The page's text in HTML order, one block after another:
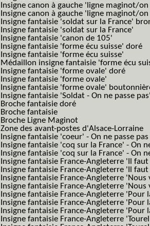
Insigne canon à gauche 'ligne maginot/
Insigne canon à gauche 'ligne maginot/
Insigne fantaisie 'soldat sur la France'
Insigne fantaisie 'soldat sur la France'
Insigne fantaisie 'canon de 105'
Insigne fantaisie 'forme écu suisse' doré
Insigne fantaisie 'forme écu suisse'
Médaillon insigne fantaisie 'forme écu
Insigne fantaisie 'forme ovale' doré
Insigne fantaisie 'forme ovale'
Insigne fantaisie 'forme ovale'
Insigne fantaisie 'Soldat - On ne passe
Broche fantaisie doré
Broche fantaisie
Broche Ligne Maginot
Zone des avant-postes d'Alsace-Lorraine
Insigne fantaisie 'coeur' - On ne passe pas
Insigne fantaisie 'coq sur la France' - On
Insigne fantaisie 'coq sur la France' - On
Insigne fantaisie France-Angleterre 'Il
Insigne fantaisie France-Angleterre 'Il
Insigne fantaisie France-Angleterre
Insigne fantaisie France-Angleterre
Insigne fantaisie France-Angleterre 'Pour
Insigne fantaisie France-Angleterre 'Pour
Insigne fantaisie France-Angleterre 'Pour
Insigne fantaisie France-Angleterre